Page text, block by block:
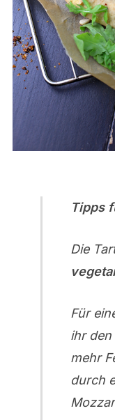
Tipps
Die
Für
ihr
mehr
durch